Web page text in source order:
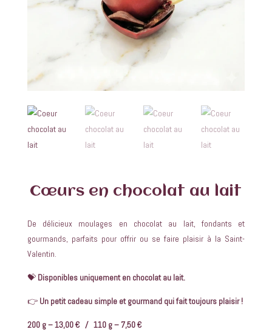
Cœurs en chocolat au lait
De délicieux moulages en chocolat au lait, fondants et
gourmands, parfaits pour offrir ou se faire plaisir à la Saint-
Valentin.
💝 Disponibles uniquement en chocolat au lait.
👉 Un petit cadeau simple et gourmand qui fait toujours plaisir !
200 g – 13,00 € / 110 g – 7,50 €